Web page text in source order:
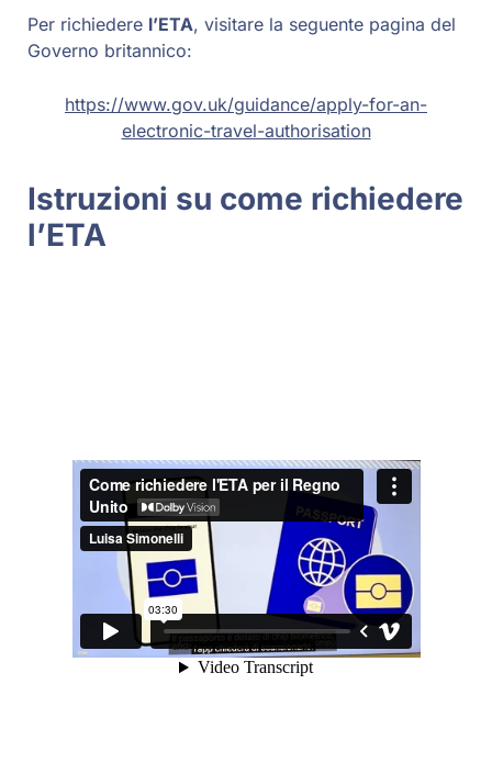
Per richiedere l’ETA, visitare la seguente pagina del
Governo britannico:
https://www.gov.uk/guidance/apply-for-an-
electronic-travel-authorisation
Istruzioni su come richiedere
l’ETA